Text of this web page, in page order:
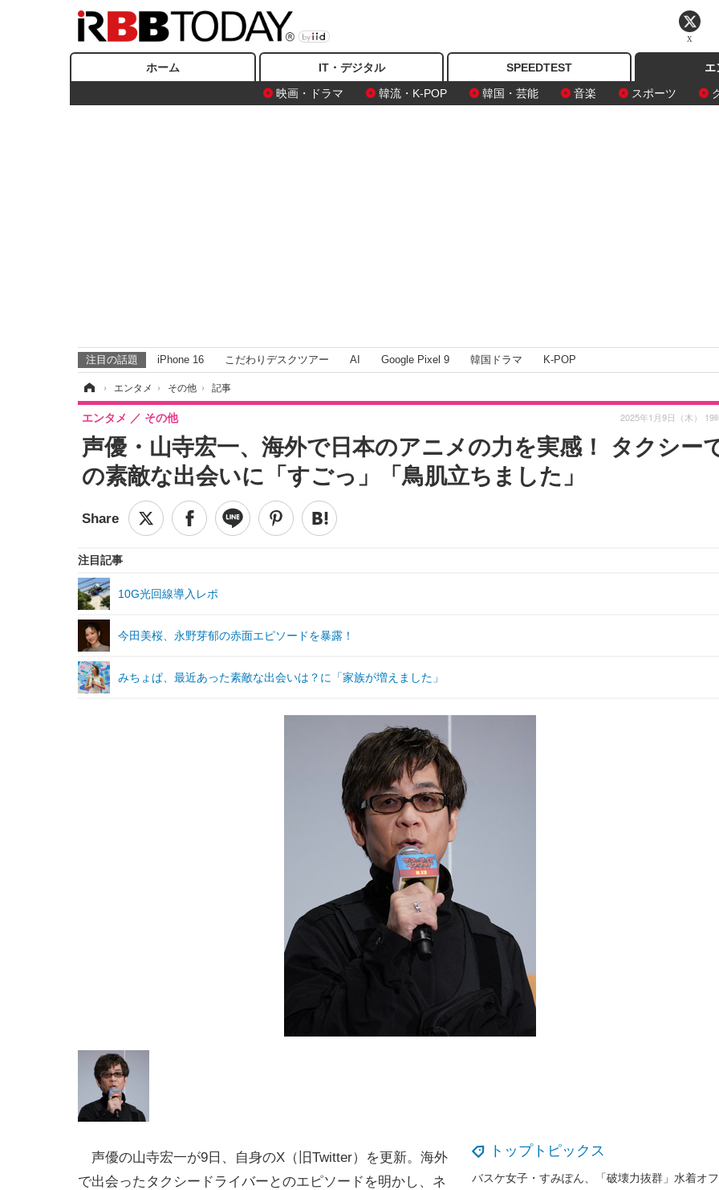
ホーム IT・デジタル SPEEDTEST
エ
映画・ドラマ
韓流・K-POP 韓国・芸能 音楽 スポーツ
注目の話題 iPhone 16 こだわりデスクツアー AI Google Pixel 9 韓国ドラマ K-POP
› エンタメ › その他 › 記事
声優・山寺宏一、海外で日本のアニメの力を実感！ タクシー
の素敵な出会いに「すごっ」「鳥肌立ちました」
エンタメ その他 2025年1月9日（木） 19
注目記事
10G光回線導入レポ
今田美桜、永野芽郁の赤面エピソードを暴露！
みちょぱ、最近あった素敵な出会いは？に「家族が増えました」
トップトピックス
声優の山寺宏一が9日、自身のX（旧Twitter）を更新。海外
で出会ったタクシードライバーとのエピソードを明かし、ネ
X